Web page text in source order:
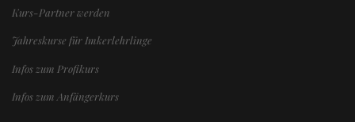
Kurs-Partner werden
Jahreskurse für Imkerlehrlinge
Infos zum Profikurs
Infos zum Anfängerkurs